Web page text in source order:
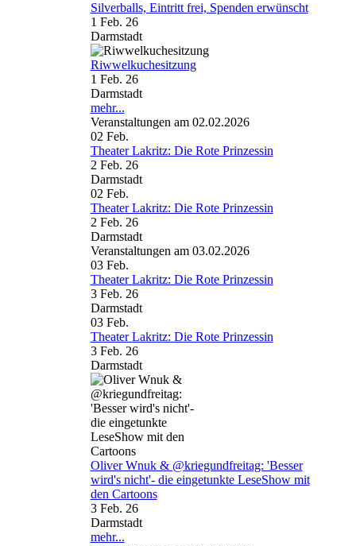
Silverballs, Eintritt frei, Spenden erwünscht
1 Feb. 26
Darmstadt
Riwwelkuchesitzung
1 Feb. 26
Darmstadt
mehr...
Veranstaltungen am 02.02.2026
02 Feb.
Theater Lakritz: Die Rote Prinzessin
2 Feb. 26
Darmstadt
02 Feb.
Theater Lakritz: Die Rote Prinzessin
2 Feb. 26
Darmstadt
Veranstaltungen am 03.02.2026
03 Feb.
Theater Lakritz: Die Rote Prinzessin
3 Feb. 26
Darmstadt
03 Feb.
Theater Lakritz: Die Rote Prinzessin
3 Feb. 26
Darmstadt
Oliver Wnuk & @kriegundfreitag: 'Besser
wird's nicht'- die eingetunkte LeseShow mit
den Cartoons
3 Feb. 26
Darmstadt
mehr...